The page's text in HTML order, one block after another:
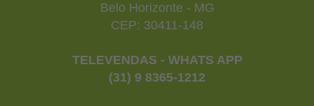
Belo Horizonte - MG
CEP: 30411-148
TELEVENDAS - WHATS APP
(31) 9 8365-1212